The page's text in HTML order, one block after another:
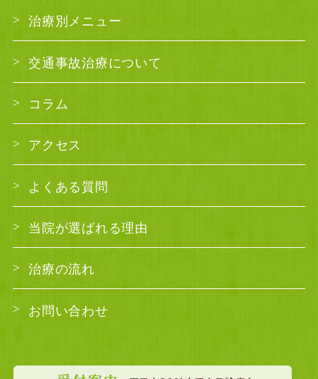
治療別メニュー
交通事故治療について
コラム
アクセス
よくある質問
当院が選ばれる理由
治療の流れ
お問い合わせ